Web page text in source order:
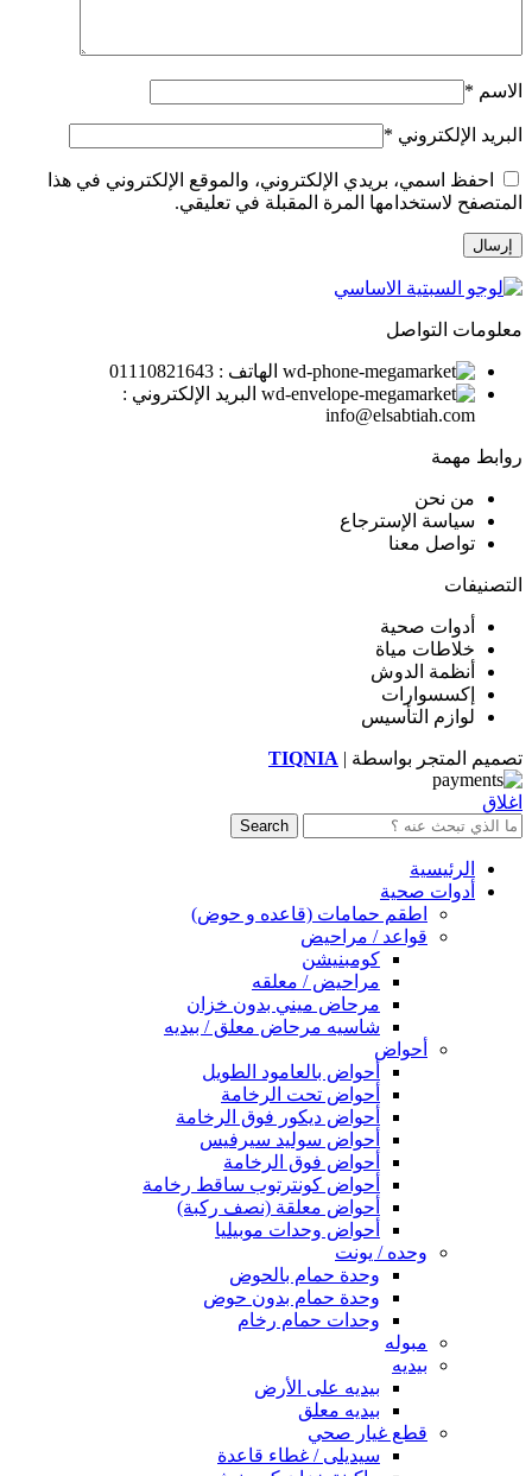
الاسم *
البريد الإلكتروني *
احفظ اسمي، بريدي الإلكتروني، والموقع الإلكتروني في هذا
المتصفح لاستخدامها المرة المقبلة في تعليقي.
معلومات التواصل
الهاتف : 01110821643
البريد الإلكتروني :
info@elsabtiah.com
روابط مهمة
من نحن
سياسة الإسترجاع
تواصل معنا
التصنيفات
أدوات صحية
خلاطات مياة
أنظمة الدوش
إكسسوارات
لوازم التأسيس
تصميم المتجر بواسطة | TIQNIA
اغلاق
Search
الرئيسية
أدوات صحية
اطقم حمامات (قاعده و حوض)
قواعد / مراحيض
كومبنيشن
مراحيض / معلقه
مرحاض ميني بدون خزان
شاسيه مرحاض معلق / بيديه
أحواض
أحواض بالعامود الطويل
أحواض تحت الرخامة
أحواض ديكور فوق الرخامة
أحواض سوليد سيرفيس
أحواض فوق الرخامة
أحواض كونترتوب ساقط رخامة
أحواض معلقة (نصف ركبة)
أحواض وحدات موبيليا
وحده / يونت
وحدة حمام بالحوض
وحدة حمام بدون حوض
وحدات حمام رخام
مبوله
بيديه
بيديه على الأرض
بيديه معلق
قطع غيار صحي
سيديلى / غطاء قاعدة